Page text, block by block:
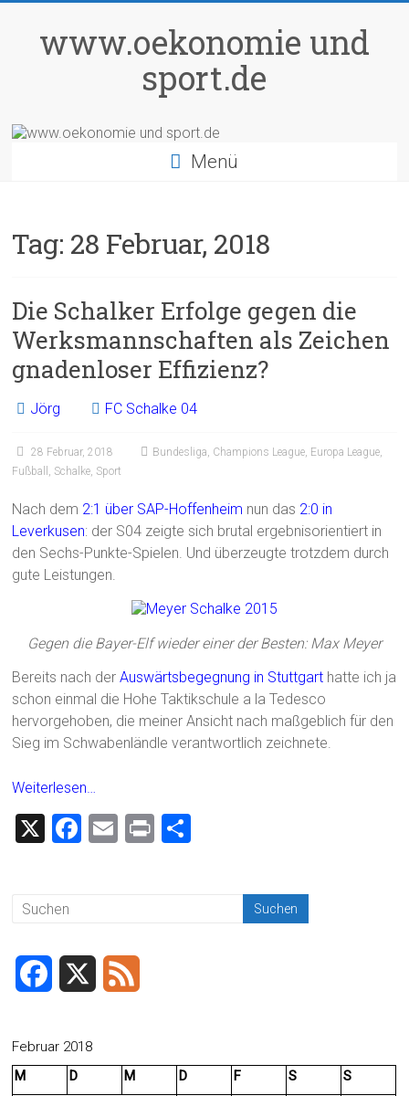
springenwww.oekonomie und
sport.de
Menü
Tag: 28 Februar, 2018
Die Schalker Erfolge gegen die
Werksmannschaften als Zeichen
gnadenloser Effizienz?
Jörg FC Schalke 04
28 Februar, 2018 Bundesliga, Champions League, Europa League,
Fußball , Schalke, Sport
Nach dem 2:1 über SAP-Hoffenheim nun das 2:0 in
Leverkusen: der S04 zeigte sich brutal ergebnisorientiert in
den Sechs-Punkte-Spielen. Und überzeugte trotzdem durch
gute Leistungen.
Gegen die Bayer-Elf wieder einer der Besten: Max Meyer
Bereits nach derAuswärtsbegegnung in Stuttgart hatte ich ja
schon einmal die Hohe Taktikschule a la Tedesco
hervorgehoben, die meiner Ansicht nach maßgeblich für den
Sieg im Schwabenländle verantwortlich zeichnete.
Weiterlesen…
X
F
ok
E
Pr
c
Februar 2018
M
D M D F S
S